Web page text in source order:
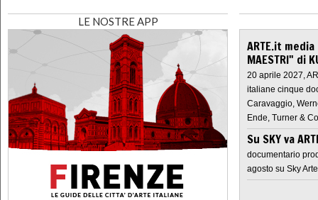
LE NOSTRE APP
ARTE.it
MAESTRI" di
20 aprile 2027,
italiane cinque
Caravaggio,
Ende, Turner &
Su SKY va
documentario
agosto su Sky Arte